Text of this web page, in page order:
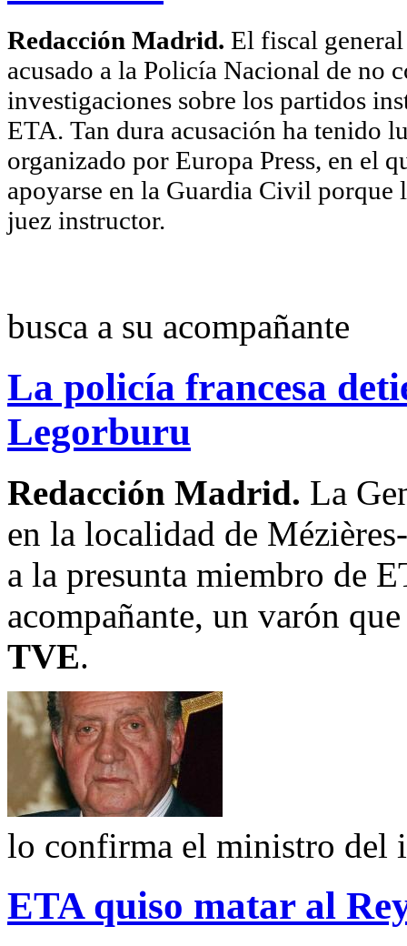
Redacción Madrid. El fiscal
acusado a la Policía Nacional de no
investigaciones sobre los partidos
ETA. Tan dura acusación ha tenido
organizado por Europa Press, en el
apoyarse en la Guardia Civil porque
juez instructor.
busca a su acompañante
La policía francesa
Legorburu
Redacción Madrid. La
en la localidad de
a la presunta miembro de
acompañante, un varón
TVE.
lo confirma el ministro del
ETA quiso matar al